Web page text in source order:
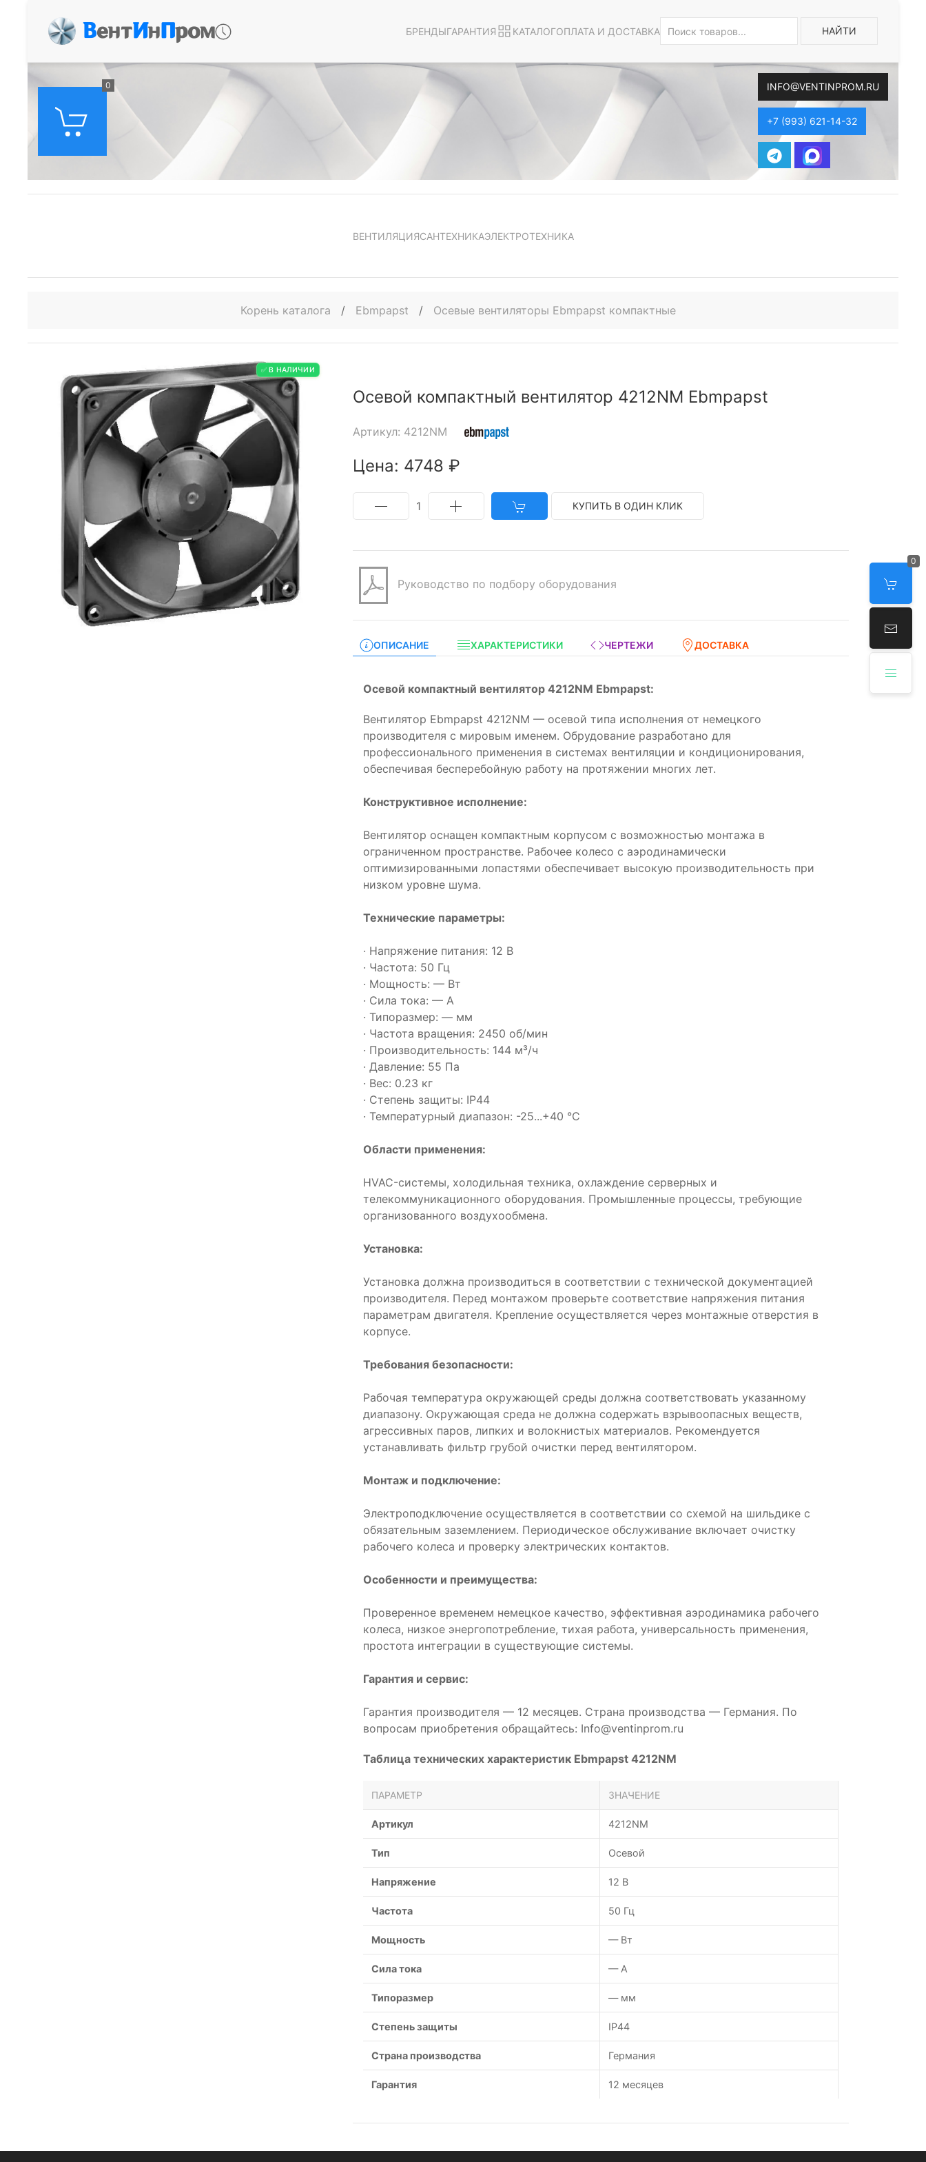
ВентИнПром БРЕНДЫГАРАНТИЯ КАТАЛОГОПЛАТА И ДОСТАВКА НАЙТИ
0 INFO@VENTINPROM.RU
+7 (993) 621-14-32
0
ВЕНТИЛЯЦИЯСАНТЕХНИКАЭЛЕКТРОТЕХНИКА
Корень каталога / Ebmpapst / Осевые вентиляторы Ebmpapst компактные
✅ В НАЛИЧИИ
Осевой компактный вентилятор 4212NM Ebmpapst
Артикул: 4212NM
Цена: 4748 ₽
1 КУПИТЬ В ОДИН КЛИК
Руководство по подбору оборудования
ОПИСАНИЕ ХАРАКТЕРИСТИКИ ЧЕРТЕЖИ ДОСТАВКА
Осевой компактный вентилятор 4212NM Ebmpapst:
Вентилятор Ebmpapst 4212NM — осевой типа исполнения от немецкого
производителя с мировым именем. Обрудование разработано для
профессионального применения в системах вентиляции и кондиционирования,
обеспечивая бесперебойную работу на протяжении многих лет.
Конструктивное исполнение:
Вентилятор оснащен компактным корпусом с возможностью монтажа в
ограниченном пространстве. Рабочее колесо с аэродинамически
оптимизированными лопастями обеспечивает высокую производительность при
низком уровне шума.
Технические параметры:
· Напряжение питания: 12 В
· Частота: 50 Гц
· Мощность: — Вт
· Сила тока: — А
· Типоразмер: — мм
· Частота вращения: 2450 об/мин
· Производительность: 144 м³/ч
· Давление: 55 Па
· Вес: 0.23 кг
· Степень защиты: IP44
· Температурный диапазон: -25...+40 °C
Области применения:
HVAC-системы, холодильная техника, охлаждение серверных и
телекоммуникационного оборудования. Промышленные процессы, требующие
организованного воздухообмена.
Установка:
Установка должна производиться в соответствии с технической документацией
производителя. Перед монтажом проверьте соответствие напряжения питания
параметрам двигателя. Крепление осуществляется через монтажные отверстия в
корпусе.
Требования безопасности:
Рабочая температура окружающей среды должна соответствовать указанному
диапазону. Окружающая среда не должна содержать взрывоопасных веществ,
агрессивных паров, липких и волокнистых материалов. Рекомендуется
устанавливать фильтр грубой очистки перед вентилятором.
Монтаж и подключение:
Электроподключение осуществляется в соответствии со схемой на шильдике с
обязательным заземлением. Периодическое обслуживание включает очистку
рабочего колеса и проверку электрических контактов.
Особенности и преимущества:
Проверенное временем немецкое качество, эффективная аэродинамика рабочего
колеса, низкое энергопотребление, тихая работа, универсальность применения,
простота интеграции в существующие системы.
Гарантия и сервис:
Гарантия производителя — 12 месяцев. Страна производства — Германия. По
вопросам приобретения обращайтесь: Info@ventinprom.ru
Таблица технических характеристик Ebmpapst 4212NM
ПАРАМЕТР ЗНАЧЕНИЕ
Артикул 4212NM
Тип Осевой
Напряжение 12 В
Частота 50 Гц
Мощность — Вт
Сила тока — А
Типоразмер — мм
Степень защиты IP44
Страна производства Германия
Гарантия 12 месяцев